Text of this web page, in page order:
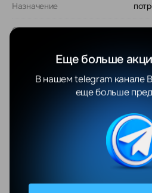
Назначение
Операционная система
Версия операционной
Диагональ экрана 10.2"
IPS
Еще больше
В нашем telegram канале
еще больше